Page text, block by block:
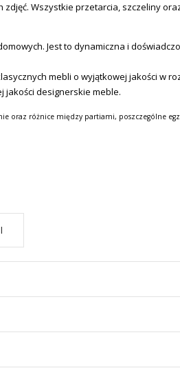
Wszystkie przetarcia, szczeliny
Jest to dynamiczna i
mebli o wyjątkowej jakości w
jakości designerskie meble.
oraz różnice między partiami, poszczególne